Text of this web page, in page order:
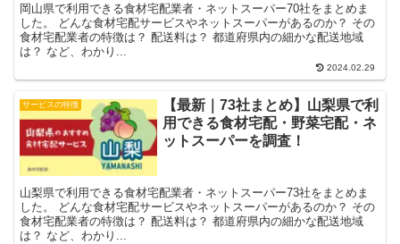
岡山県で利用できる食材宅配業者・ネットスーパー70社をまとめま
した。 どんな食材宅配サービスやネットスーパーがあるのか？ その
食材宅配業者の特徴は？ 配送料は？ 都道府県内の細かな配送地域
は？ など、わかり...
2024.02.29
サービスの特徴
【最新｜73社まとめ】山梨県で利
用できる食材宅配・野菜宅配・ネ
ットスーパーを調査！
山梨県で利用できる食材宅配業者・ネットスーパー73社をまとめま
した。 どんな食材宅配サービスやネットスーパーがあるのか？ その
食材宅配業者の特徴は？ 配送料は？ 都道府県内の細かな配送地域
は？ など、わかり...